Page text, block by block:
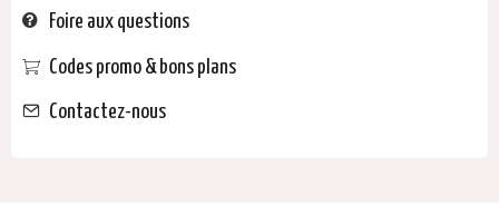
Foire aux questions
Codes promo & bons plans
Contactez-nous